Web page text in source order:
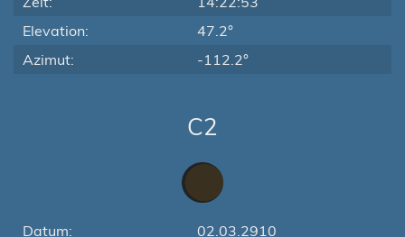
Elevation:
47.2°
Azimut:
-112.2°
C2
Datum: 02.03.2910